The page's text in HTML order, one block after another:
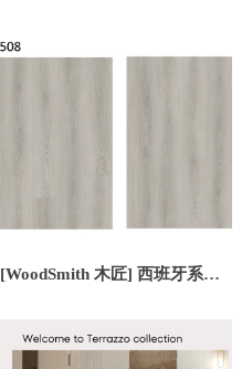
[WoodSmith 木匠] 西班牙系列